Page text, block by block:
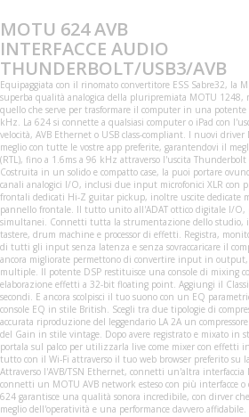
MOTU 624 AVB
INTERFACCE AUDIO
THUNDERBOLT/USB3/AVB
Equipaggiata con il rinomato convertitore ESS Sabre32, la
superba qualità analogica della pluripremiata MOTU
quello che serve per trasformare il computer in una
kHz. La 624 si connette a qualsiasi computer o iPad con
velocità, AVB Ethernet o USB class-compliant. I nuovi
meglio con tutte le vostre app preferite, garantendovi il
(RTL), fino a 1.6ms a 96 kHz attraverso l'uscita Thunderbolt
Costruita in un solido e compatto case, la puoi portare
canali analogici I/O, inclusi due input microfonici XLR con
frontali dedicati Hi-Z guitar pickup, inoltre uscite dedicate
pannello frontale. Il tutto unito all'ADAT ottico digitale I/
simultanei. Connetti tutta la strumentazione dello studio,
tastere, drum machine e processor di effetti. Registra,
di tutti gli input senza latenza e senza sovraccaricare il
ancora migliorate permettono di convertire input in
multiple. Il potente DSP restituisce una console di mixing
elaborazione effetti a 32-bit floating point. Aggiungi il
secondi. E ancora scolpisci il tuo suono con un EQ
console EQ in stile British. Scegli tra due tipologie di
accurata riproduzione del leggendario LA 2A un
del Gain in stile vintage. Dopo avere registrato e mixato in
portala sul palco per utilizzarla live come mixer con effetti
tutto con il Wi-Fi attraverso il tuo web browser preferito su
Attraverso l'AVB/TSN Ethernet, connetti un'altra
connetti un MOTU AVB network esteso con più interfacce
624 garantisce una qualità sonora incredibile, con dirver
meglio dell'operatività e una performance davvero affidabile.